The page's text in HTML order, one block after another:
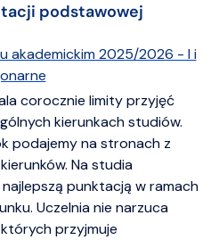
podstawowej
akademickim 2025/2026 - I i
corocznie limity przyjęć
kierunkach studiów.
podajemy na stronach z
Na studia
punktacją w ramach
Uczelnia nie narzuca
przyjmuje